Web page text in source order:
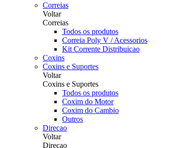
Correias
Voltar
Correias
Todos os produtos
Correia Poly V / Acessorios
Kit Corrente Distribuicao
Coxins
Coxins e Suportes
Voltar
Coxins e Suportes
Todos os produtos
Coxim do Motor
Coxim do Cambio
Outros
Direcao
Voltar
Direcao